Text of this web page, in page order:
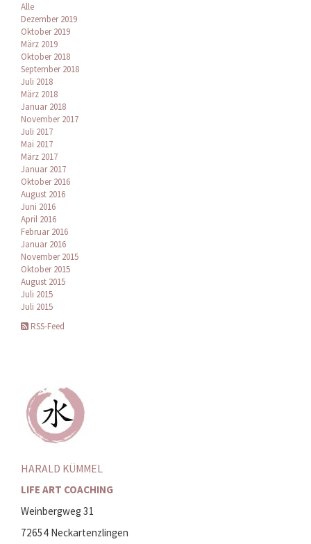
Alle
Dezember 2019
Oktober 2019
März 2019
Oktober 2018
September 2018
Juli 2018
März 2018
Januar 2018
November 2017
Juli 2017
Mai 2017
März 2017
Januar 2017
Oktober 2016
August 2016
Juni 2016
April 2016
Februar 2016
Januar 2016
November 2015
Oktober 2015
August 2015
Juli 2015
Juli 2015
RSS-Feed
HARALD KÜMMEL
LIFE ART COACHING
Weinbergweg 31
72654 Neckartenzlingen